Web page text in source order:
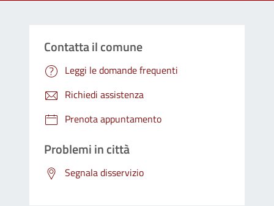
Contatta il comune
Leggi le domande frequenti
Richiedi assistenza
Prenota appuntamento
Problemi in città
Segnala disservizio